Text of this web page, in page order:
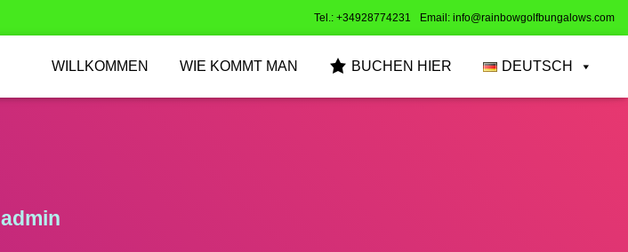
Tel.: +34928774231 Email: info@rainbowgolfbungalows.com
WILLKOMMEN WIE KOMMT MAN BUCHEN HIER DEUTSCH
admin